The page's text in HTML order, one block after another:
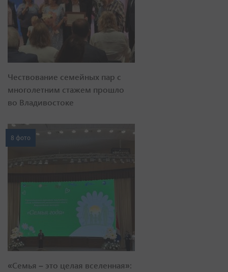
Чествование семейных пар с
многолетним стажем прошло
во Владивостоке
8 фото
«Семья – это целая вселенная»: